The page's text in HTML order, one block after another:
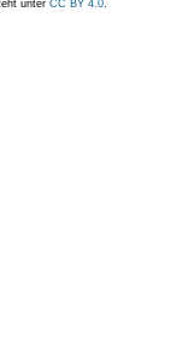
unter CC BY 4.0